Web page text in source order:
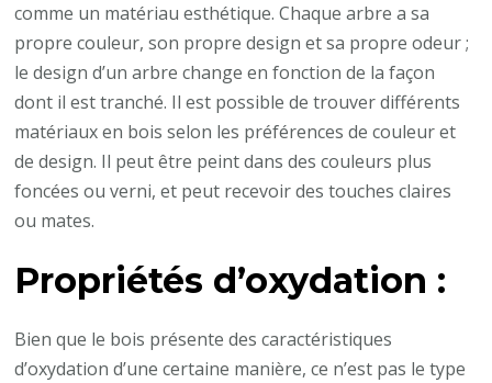
comme un matériau esthétique. Chaque arbre a sa
propre couleur, son propre design et sa propre odeur ;
le design d’un arbre change en fonction de la façon
dont il est tranché. Il est possible de trouver différents
matériaux en bois selon les préférences de couleur et
de design. Il peut être peint dans des couleurs plus
foncées ou verni, et peut recevoir des touches claires
ou mates.
Propriétés d’oxydation :
Bien que le bois présente des caractéristiques
d’oxydation d’une certaine manière, ce n’est pas le type